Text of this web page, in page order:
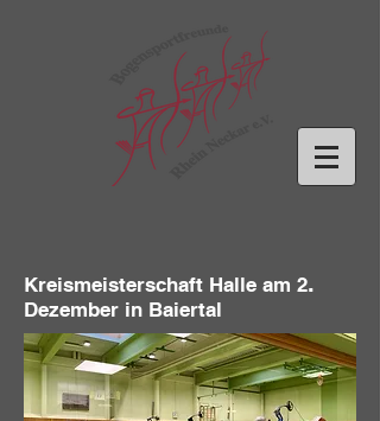
Kreismeisterschaft Halle am 2.
Dezember in Baiertal